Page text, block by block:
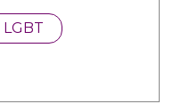
LGBT